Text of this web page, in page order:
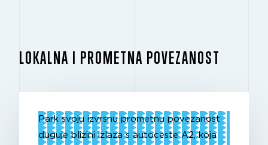
LOKALNA I PROMETNA POVEZANOST
Park svoju izvrsnu prometnu povezanost
duguje blizini izlaza s autoceste A2, koja